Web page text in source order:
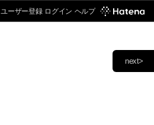
ユーザー登録 ログイン ヘルプ
next>